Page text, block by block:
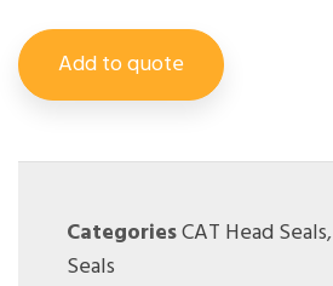
Add to quote
CategoriesCAT Head Seals,
Seals